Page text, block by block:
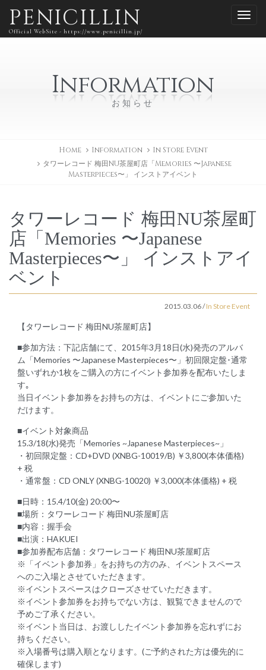
PENICILLIN
Official WebSite - https://www.penicillin.jp/
Information
お知らせ
Home Information
In Store Event
タワーレコード 梅田NU茶屋町店「Memories 〜Japanese
Masterpieces〜」 インストアイベント
タワーレコード 梅田NU茶屋町
店「Memories 〜Japanese
Masterpieces〜」 インストアイ
ベント
2015.03.06/In Store Event
【タワーレコード 梅田NU茶屋町店】
■参加方法：下記店舗にて、2015年3月18日(水)発売のアルバ
ム「Memories 〜Japanese Masterpieces〜」初回限定盤･通常
盤いずれか1枚をご購入の方にイベント参加券を配布いたしま
す｡
当日イベント参加券をお持ちの方は、イベントにご参加いた
だけます。
■イベント対象商品
15.3/18(水)発売「Memories ~Japanese Masterpieces~」
・初回限定盤：CD+DVD (XNBG-10019/B) ￥3,800(本体価格)
+ 税
・通常盤：CD ONLY (XNBG-10020) ￥3,000(本体価格) + 税
■日時：15.4/10(金) 20:00〜
■場所：タワーレコード 梅田NU茶屋町店
■内容：握手会
■出演：HAKUEI
■参加券配布店舗：タワーレコード 梅田NU茶屋町店
※「イベント参加券」をお持ちの方のみ、イベントスペース
へのご入場とさせていただきます。
※イベントスペースはクローズさせていただきます。
※イベント参加券をお持ちでない方は、観覧できませんので
予めご了承ください。
※イベント当日は、お渡ししたイベント参加券を忘れずにお
持ちください。
※入場番号は購入順となります。(ご予約された方は優先的に
確保します)